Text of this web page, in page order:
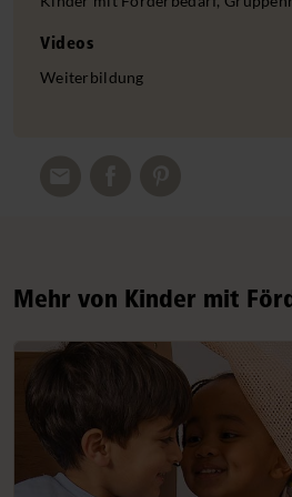
Videos
Weiterbildung
Mehr von Kinder mit